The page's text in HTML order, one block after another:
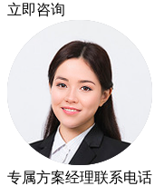
立即咨询
专属方案经理联系电话